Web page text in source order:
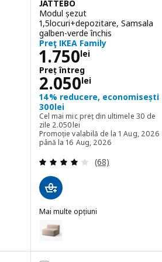
din 5 stele. Total recenzii:
gri mediu
negru-albastru
JÄTTEBO
Modul șezut
1,5locuri+depozitare, Samsala
galben-verde închis
Preţ IKEA Family
1.750lei
Preţ 1750lei
Preț întreg
2.050lei
Preț întreg
14% reducere, economisești
300lei
Cel mai mic preț din ultimele 30 de
zile 2.050lei
Cel mai mic preț din ultimele 30
Promoție valabilă de la 1 Aug, 2026
până la 16 Aug, 2026
Evaluare: 3.9
(68)
Mai multe opțiuni
Opțiune: JÄTTEBO, Modul